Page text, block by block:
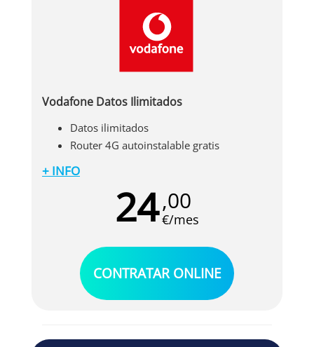
Vodafone Datos Ilimitados
Datos ilimitados
Router 4G autoinstalable gratis
Si necesitas internet para una segunda
residencia, en Vodafone tienes un router 4G
para el que no es necesaria instalación. Te lo
óptica y disfruta de una conexión de calidad
con datos ilimitados.
+ INFO
24,00
€/mes
CONTRATAR ONLINE